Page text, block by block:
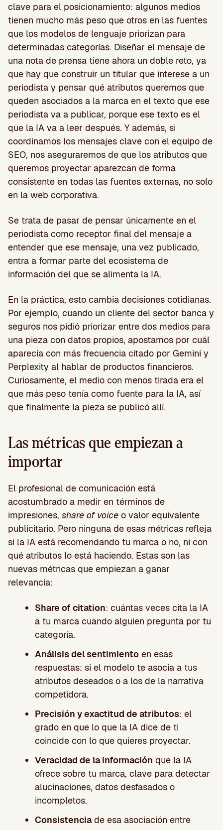
clave para el posicionamiento: algunos medios
tienen mucho más peso que otros en las fuentes
que los modelos de lenguaje priorizan para
determinadas categorías. Diseñar el mensaje de
una nota de prensa tiene ahora un doble reto, ya
que hay que construir un titular que interese a un
periodista y pensar qué atributos queremos que
queden asociados a la marca en el texto que ese
periodista va a publicar, porque ese texto es el
que la IA va a leer después. Y además, si
coordinamos los mensajes clave con el equipo de
SEO, nos aseguraremos de que los atributos que
queremos proyectar aparezcan de forma
consistente en todas las fuentes externas, no solo
en la web corporativa.
Se trata de pasar de pensar únicamente en el
periodista como receptor final del mensaje a
entender que ese mensaje, una vez publicado,
entra a formar parte del ecosistema de
información del que se alimenta la IA.
En la práctica, esto cambia decisiones cotidianas.
Por ejemplo, cuando un cliente del sector banca y
seguros nos pidió priorizar entre dos medios para
una pieza con datos propios, apostamos por cuál
aparecía con más frecuencia citado por Gemini y
Perplexity al hablar de productos financieros.
Curiosamente, el medio con menos tirada era el
que más peso tenía como fuente para la IA, así
que finalmente la pieza se publicó allí.
Las métricas que empiezan a
importar
El profesional de comunicación está
acostumbrado a medir en términos de
impresiones, share of voice o valor equivalente
publicitario. Pero ninguna de esas métricas refleja
si la IA está recomendando tu marca o no, ni con
qué atributos lo está haciendo. Estas son las
nuevas métricas que empiezan a ganar
relevancia:
Share of citation: cuántas veces cita la IA
a tu marca cuando alguien pregunta por tu
categoría.
Análisis del sentimiento en esas
respuestas: si el modelo te asocia a tus
atributos deseados o a los de la narrativa
competidora.
Precisión y exactitud de atributos: el
grado en que lo que la IA dice de ti
coincide con lo que quieres proyectar.
Veracidad de la información que la IA
ofrece sobre tu marca, clave para detectar
alucinaciones, datos desfasados o
incompletos.
Consistenciade esa asociación entre